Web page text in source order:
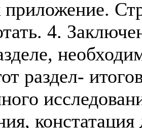
приложение.
4.
раздел-